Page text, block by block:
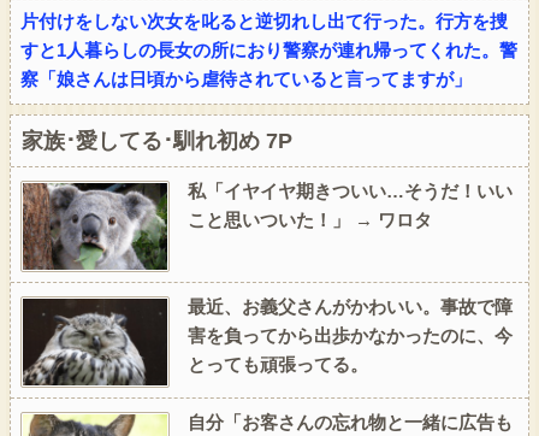
片付けをしない次女を叱ると逆切れし出て行った。行方を捜
すと1人暮らしの長女の所におり警察が連れ帰ってくれた。警
察「娘さんは日頃から虐待されていると言ってますが」
家族･愛してる･馴れ初め 7P
私「イヤイヤ期きついい…そうだ！いい
こと思いついた！」 → ワロタ
最近、お義父さんがかわいい。事故で障
害を負ってから出歩かなかったのに、今
とっても頑張ってる。
自分「お客さんの忘れ物と一緒に広告も